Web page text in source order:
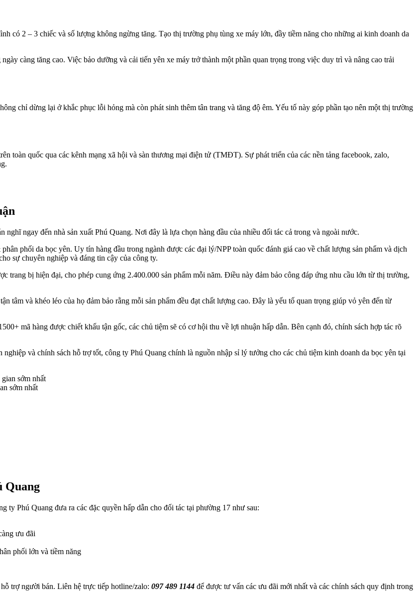
có 2 – 3 chiếc và số lượng không ngừng tăng. Tạo thị trường phụ tùng xe máy lớn, đầy tiềm năng cho những ai kinh doanh da
càng tăng cao. Việc bảo dưỡng và cải tiến yên xe máy trở thành một phần quan trọng trong việc duy trì và nâng cao trải
chỉ dừng lại ở khắc phục lỗi hỏng mà còn phát sinh thêm tân trang và tăng độ êm. Yếu tố này góp phần tạo nên một thị trường
toàn quốc qua các kênh mạng xã hội và sàn thương mại điện tử (TMĐT). Sự phát triển của các nền tảng facebook, zalo,
ngay đến nhà sản xuất Phú Quang. Nơi đây là lựa chọn hàng đầu của nhiều đối tác cả trong và ngoài nước.
phối da bọc yên. Uy tín hàng đầu trong ngành được các đại lý/NPP toàn quốc đánh giá cao về chất lượng sản phẩm và dịch
sự chuyên nghiệp và đáng tin cậy của công ty.
trang bị hiện đại, cho phép cung ứng 2.400.000 sản phẩm mỗi năm. Điều này đảm bảo công đáp ứng nhu cầu lớn từ thị trường,
tâm và khéo léo của họ đảm bảo rằng mỗi sản phẩm đều đạt chất lượng cao. Đây là yếu tố quan trọng giúp vỏ yên đến từ
mã hàng được chiết khấu tận gốc, các chủ tiệm sẽ có cơ hội thu về lợi nhuận hấp dẫn. Bên cạnh đó, chính sách hợp tác rõ
và chính sách hỗ trợ tốt, công ty Phú Quang chính là nguồn nhập sỉ lý tưởng cho các chủ tiệm kinh doanh da bọc yên tại
sớm nhất
Quang
Phú Quang đưa ra các đặc quyền hấp dẫn cho đối tác tại phường 17 như sau:
ưu đãi
phối lớn và tiềm năng
trợ người bán. Liên hệ trực tiếp hotline/zalo: 097 489 1144 để được tư vấn các ưu đãi mới nhất và các chính sách quy định trong